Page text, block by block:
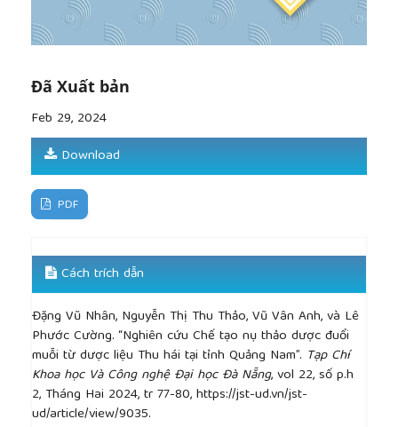
Đã Xuất bản
Feb 29, 2024
Download
PDF
Cách trích dẫn
Đặng Vũ Nhân, Nguyễn Thị Thu Thảo, Vũ Vân Anh, và Lê
Phước Cường. “Nghiên cứu Chế tạo nụ thảo dược đuổi
muỗi từ dược liệu Thu hái tại tỉnh Quảng Nam”. Tạp Chí
Khoa học Và Công nghệ Đại học Đà Nẵng, vol 22, số p.h
2, Tháng Hai 2024, tr 77-80, https://jst-ud.vn/jst-
ud/article/view/9035.